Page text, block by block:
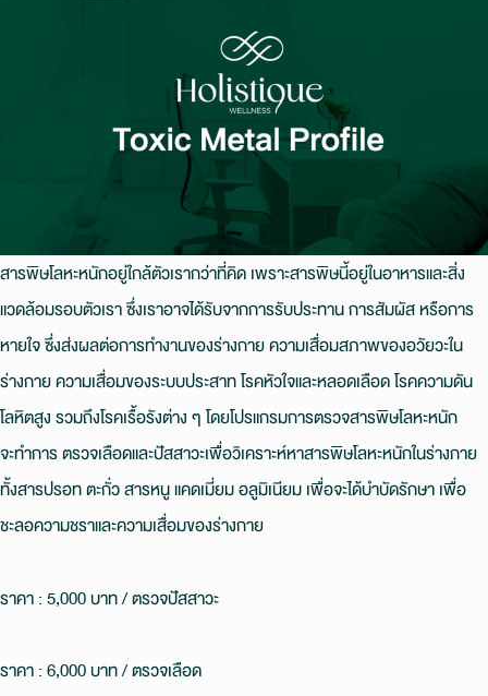
สารพิษโลหะหนักอยู่ใกล้ตัวเรากว่าที่คิด เพราะสารพิษนี้อยู่ในอาหารและสิ่ง
แวดล้อมรอบตัวเรา ซึ่งเราอาจได้รับจากการรับประทาน การสัมผัส หรือการ
หายใจ ซึ่งส่งผลต่อการทํางานของร่างกาย ความเสื่อมสภาพของอวัยวะใน
ร่างกาย ความเสื่อมของระบบประสาท โรคหัวใจและหลอดเลือด โรคความดัน
โลหิตสูง รวมถึงโรคเรื้อรังต่าง ๆ โดยโปรแกรมการตรวจสารพิษโลหะหนัก
จะทําการ ตรวจเลือดและปัสสาวะเพื่อวิเคราะห์หาสารพิษโลหะหนักในร่างกาย
ทั้งสารปรอท ตะกั่ว สารหนู แคดเมี่ยม อลูมิเนียม เพื่อจะได้บําบัดรักษา เพื่อ
ชะลอความชราและความเสื่อมของร่างกาย
ราคา : 5,000 บาท / ตรวจปัสสาวะ
ราคา : 6,000 บาท / ตรวจเลือด